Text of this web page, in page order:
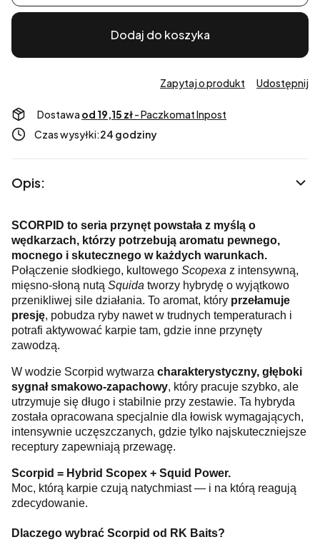
Dodaj do koszyka
Zapytaj o produkt Udostępnij
Dostawa od 19,15 zł- Paczkomat Inpost
Czas wysyłki:24 godziny
Opis:
SCORPID to seria przynęt powstała z myślą o
wędkarzach, którzy potrzebują aromatu pewnego,
mocnego i skutecznego w każdych warunkach.
Połączenie słodkiego, kultowego Scopexa z intensywną,
mięsno-słoną nutą Squida tworzy hybrydę o wyjątkowo
przenikliwej sile działania. To aromat, który przełamuje
presję, pobudza ryby nawet w trudnych temperaturach i
potrafi aktywować karpie tam, gdzie inne przynęty
zawodzą.
W wodzie Scorpid wytwarza charakterystyczny, głęboki
sygnał smakowo-zapachowy, który pracuje szybko, ale
utrzymuje się długo i stabilnie przy zestawie. Ta hybryda
została opracowana specjalnie dla łowisk wymagających,
intensywnie uczęszczanych, gdzie tylko najskuteczniejsze
receptury zapewniają przewagę.
Scorpid = Hybrid Scopex + Squid Power.
Moc, którą karpie czują natychmiast — i na którą reagują
zdecydowanie.
Dlaczego wybrać Scorpid od RK Baits?